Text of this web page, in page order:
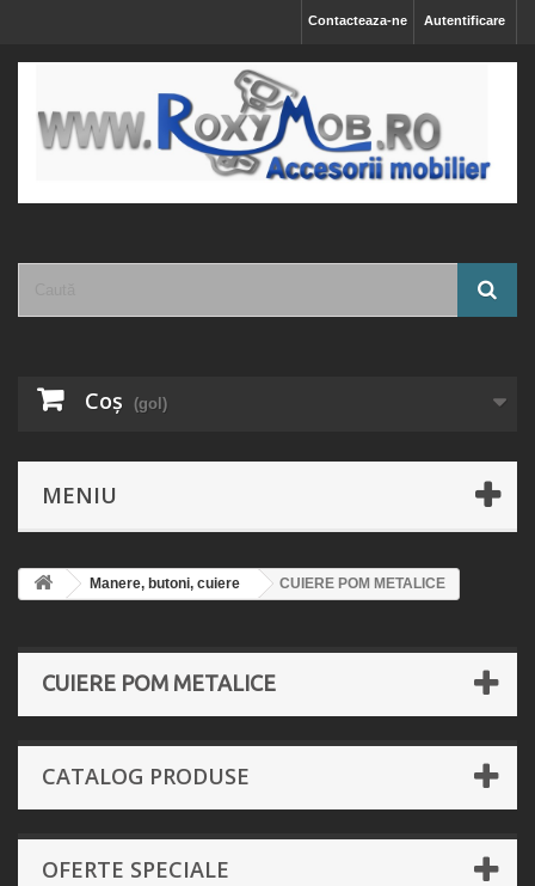
Autentificare
Contacteaza-ne
Coş (gol)
MENIU
Manere, butoni, cuiere CUIERE POM METALICE
CUIERE POM METALICE
CATALOG PRODUSE
OFERTE SPECIALE